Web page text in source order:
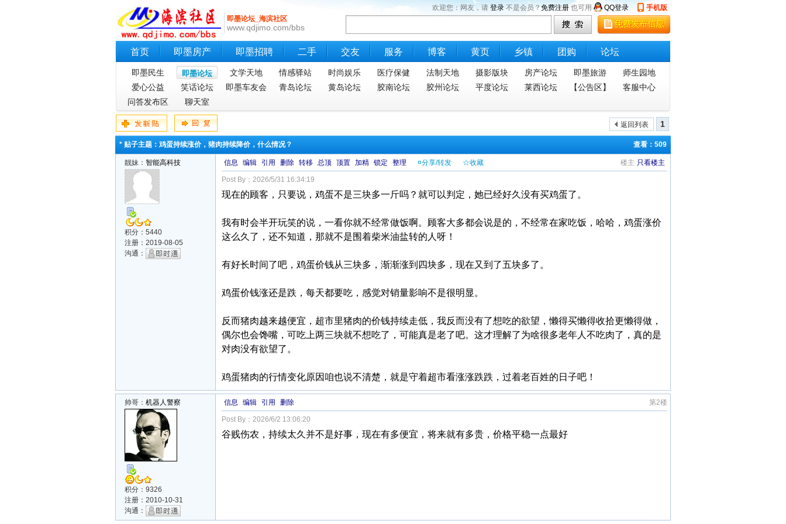
即墨论坛_海滨社区
www.qdjimo.com/bbs
欢迎您：网友，请 登录 不是会员？免费注册 也可用 QQ登录 手机版
首页 即墨房产 即墨招聘 二手 交友 服务 博客 黄页 乡镇 团购 论坛
即墨民生 即墨论坛 文学天地 情感驿站 时尚娱乐 医疗保健 法制天地 摄影版块 房产论坛 即墨旅游
师生园地
爱心公益
笑话论坛 即墨车友会 青岛论坛 黄岛论坛 胶南论坛 胶州论坛 平度论坛 莱西论坛 【公告区】
客服中心
问答发布区
聊天室
返回列表 1
查看：509
* 贴子主题：鸡蛋持续涨价，猪肉持续降价，什么情况？
靓妹： 智能高科技
积分：5440
注册：2019-08-05
沟通：
楼主 只看楼主
信息 编辑 引用 删除 转移 总顶 顶置 加精 锁定 整理 ¤分享/转发 ☆收藏
Post By：2026/5/31 16:34:19
现在的顾客，只要说，鸡蛋不是三块多一斤吗？就可以判定，她已经好久没有买鸡蛋了。
我有时会半开玩笑的说，一看你就不经常做饭啊。顾客大多都会说是的，不经常在家吃饭，哈哈，鸡蛋涨价
这么久了，还不知道，那就不是围着柴米油盐转的人呀！
有好长时间了吧，鸡蛋价钱从三块多，渐渐涨到四块多，现在又到了五块多了。
鸡蛋价钱涨还是跌，每天都要吃，感觉对销量影响不是很明显。
反而猪肉越来越便宜，超市里猪肉的价钱持续走低，我反而没有了想吃的欲望，懒得买懒得收拾更懒得做，
偶尔也会馋嘴，可吃上两三块就不想吃了，可能真是老了吧。这才理解了为啥很多老年人不吃肉了，真的是
对肉没有欲望了。
鸡蛋猪肉的行情变化原因咱也说不清楚，就是守着超市看涨涨跌跌，过着老百姓的日子吧！
帅哥： 机器人警察
积分：9326
注册：2010-10-31
沟通：
第2楼
信息 编辑 引用 删除
Post By：2026/6/2 13:06:20
谷贱伤农，持续太久并不是好事，现在有多便宜，将来就有多贵，价格平稳一点最好